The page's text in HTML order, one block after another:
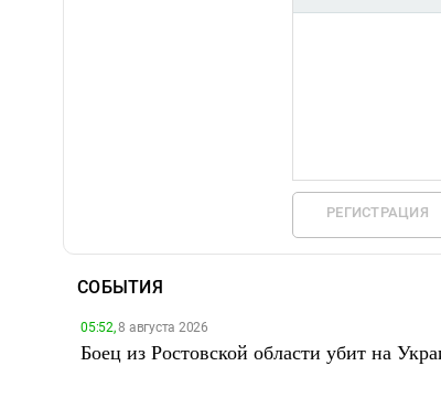
РЕГИСТРАЦИЯ
СОБЫТИЯ
05:52,8 августа 2026
Боец из Ростовской области убит на